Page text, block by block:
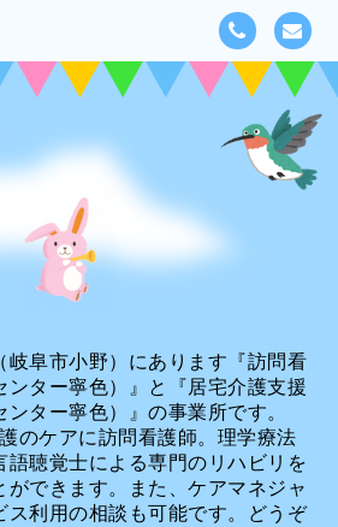
阜市小野）にあります『訪問看
ンター寧色）』と『居宅介護支援
ンター寧色）』の事業所です。
のケアに訪問看護師。理学療法
語聴覚士による専門のリハビリを
ができます。また、ケアマネジャ
ス利用の相談も可能です。どうぞ